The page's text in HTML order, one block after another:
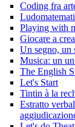
Coding fra
Playing with
Giocare a
Un segno, un
Musica: un
The English
Let's Start
Tintin à la
Estratto